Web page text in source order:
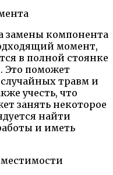
замены компонента
момент,
в полной стоянке
Это поможет
травм и
учесть, что
занять некоторое
найти
и иметь